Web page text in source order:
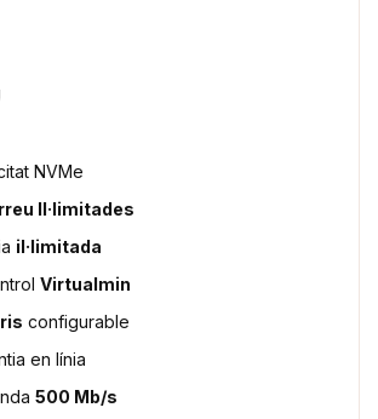
NVMe
Il·limitades
il·limitada
Virtualmin
configurable
en línia
500 Mb/s